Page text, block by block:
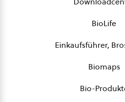
BioLife
Einkaufsführer,
Biomaps
Bio-